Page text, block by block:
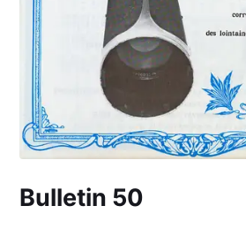
Bulletin 50